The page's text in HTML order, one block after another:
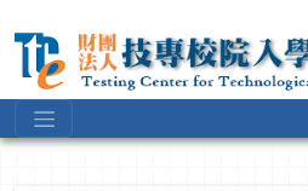
到
要